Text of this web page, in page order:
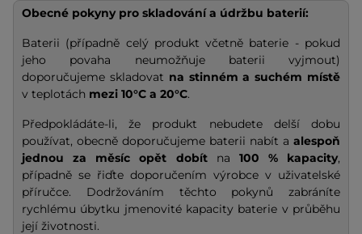
Obecné pokyny pro skladování a údržbu baterií:
Baterii (případně celý produkt včetně baterie - pokud
jeho povaha neumožňuje baterii vyjmout)
doporučujeme skladovat na stinném a suchém místě
v teplotách mezi 10°C a 20°C.
Předpokládáte-li, že produkt nebudete delší dobu
používat, obecně doporučujeme baterii nabít a alespoň
jednou za měsíc opět dobítna 100 % kapacity,
případně se řiďte doporučením výrobce v uživatelské
příručce. Dodržováním těchto pokynů zabráníte
rychlému úbytku jmenovité kapacity baterie v průběhu
její životnosti.